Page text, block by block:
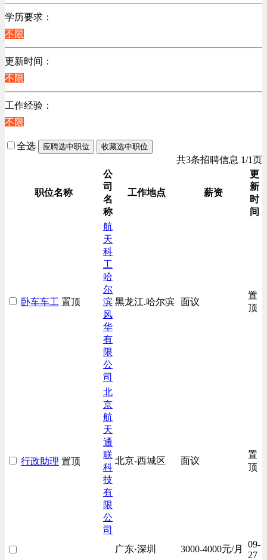
不限
机械制造/仪器仪表类
计算机硬件类
销售管理类
计算机软件类
贸易/物流/仓储/采购类
客服及凯发娱乐网址的技术支持类
高级管理类
电子/电器/半导体类
电力电气/能源/自动化
行政/后勤/文秘类
互联网/电子商务/游戏类
通信/移动互联网/手机类
生产/加工/认证类
学历要求：
不限
更新时间：
不限
工作经验：
不限
全选 应聘选中职位 收藏选中职位
共3条招聘信息 1/1页
职位名称
公
司
名
称
工作地点 薪资
更
新
时
间
卧车车工 置顶
航
天
科
工
哈
尔
滨
风
华
有
限
公
司
黑龙江.哈尔滨 面议
置
顶
行政助理 置顶
北
京
航
天
通
联
科
技
有
限
公
司
北京-西城区 面议
置
顶
广东·深圳 3000-4000元/月
09-
27